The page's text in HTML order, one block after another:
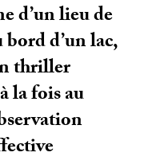
d’un lieu de
d’un lac,
thriller
la fois au